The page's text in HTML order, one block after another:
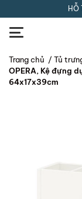
HỖ
Trang chủ / Tủ
OPERA, Kệ đựng
64x17x39cm